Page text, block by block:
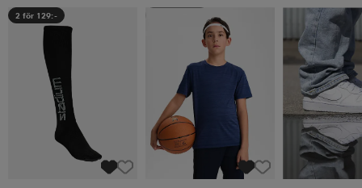
2 för 129:-